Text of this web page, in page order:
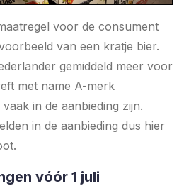
voor de consument
van een kratje bier.
gemiddeld meer voor
met name A-merk
in de aanbieding zijn.
in de aanbieding dus hier
vóór 1 juli